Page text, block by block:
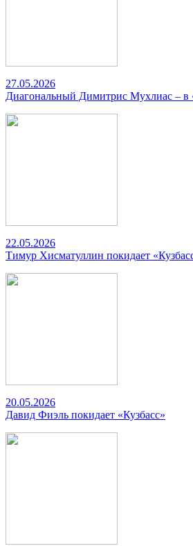
27.05.2026
Диагональный Димитрис Мухлиас – в
22.05.2026
Тимур Хисматуллин покидает
20.05.2026
Давид Фиэль покидает «Кузбасс»